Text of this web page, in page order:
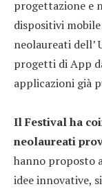
progettazione e
dispositivi
neolaureati dell’
progetti di App
applicazioni già
Il Festival ha
neolaureati
hanno proposto
idee innovative,